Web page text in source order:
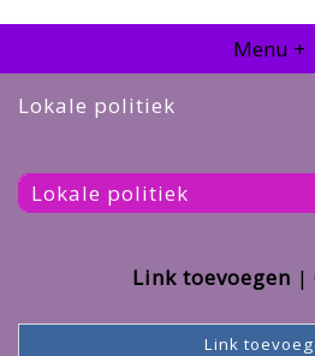
Menu +
Lokale politiek
Lokale politiek
Link toevoegen
Link